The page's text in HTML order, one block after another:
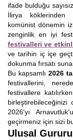
ifade bulduğu
İlirya köklerinden
komünist dönemin
zenginlik en iyi
festivalleri ve
ve tarihin iç içe
dokunma fırsatı
Bu kapsamlı2026
festivallerini,
festivallere
birleştirebileceğinizi
2026'yı
geçirmeniz için sizi
Ulusal